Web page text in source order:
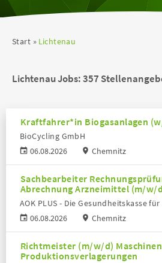
Start Lichtenau
Lichtenau Jobs:357
Kraftfahrer*in Biogasanlagen
06.08.2026
BioCycling GmbH
Chemnitz
Sachbearbeiter
Abrechnung Arzneimittel (m/w/
06.08.2026
Chemnitz
Richtmeister (m/w/d)
Produktionsverlagerungen